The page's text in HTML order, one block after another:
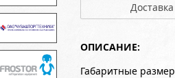
Доставка
ОПИСАНИЕ:
Габаритные